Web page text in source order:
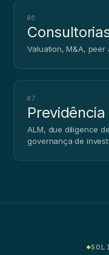
06
Valuation, M&A,
07
Previdência
ALM, due diligence
governança de